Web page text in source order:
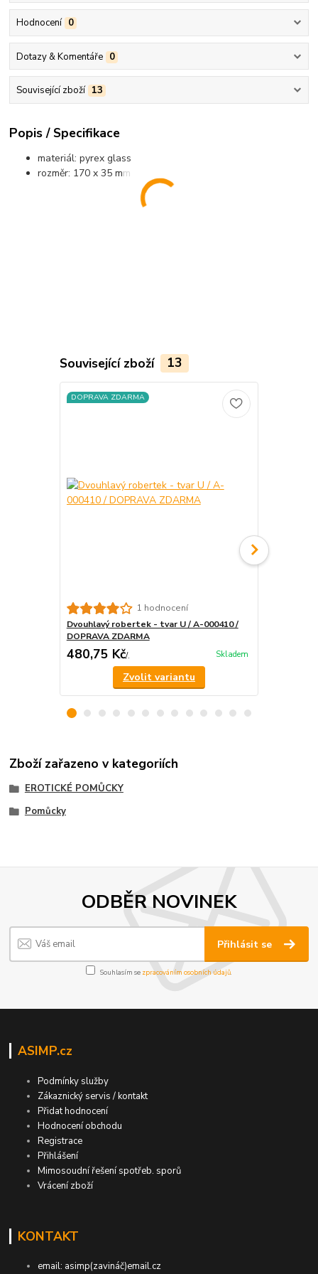
Hodnocení 0
Dotazy & Komentáře 0
Související zboží 13
Popis / Specifikace
materiál: pyrex glass
rozměr: 170 x 35 mm
Související zboží 13
DOPRAVA ZDARMA
1 hodnocení
Dvouhlavý robertek - tvar U / A-000410 /
DOPRAVA ZDARMA
480,75 Kč/. Skladem
Zvolit variantu
Zboží zařazeno v kategoriích
EROTICKÉ POMŮCKY
Pomůcky
ODBĚR NOVINEK
Přihlásit se
Souhlasím se zpracováním osobních údajů.
ASIMP.cz
Podmínky služby
Zákaznický servis / kontakt
Přidat hodnocení
Hodnocení obchodu
Registrace
Přihlášení
Mimosoudní řešení spotřeb. sporů
Vrácení zboží
KONTAKT
email: asimp(zavináč)email.cz